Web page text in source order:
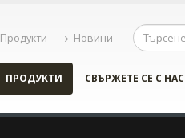
Продукти Новини
ПРОДУКТИ СВЪРЖЕТЕ СЕ С НАС